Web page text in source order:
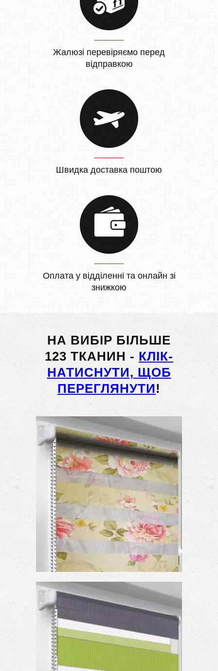
Жалюзі перевіряємо перед
відправкою
Швидка доставка поштою
Оплата у відділенні та онлайн зі
знижкою
НА ВИБІР БІЛЬШЕ
123 ТКАНИН - КЛІК-
НАТИСНУТИ, ЩОБ
ПЕРЕГЛЯНУТИ!